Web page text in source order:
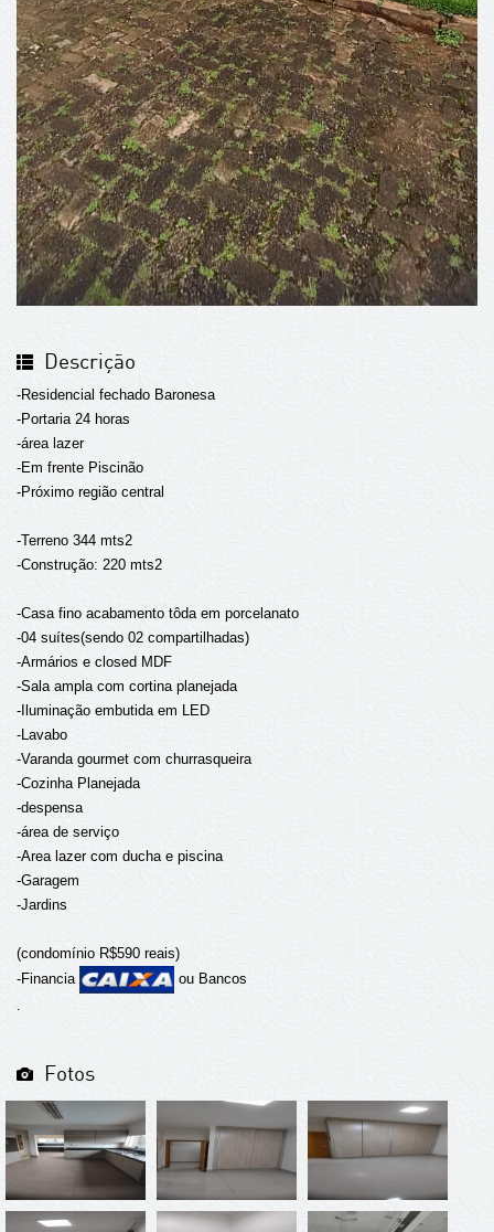
Descrição
-Residencial fechado Baronesa
-Portaria 24 horas
-área lazer
-Em frente Piscinão
-Próximo região central
-Terreno 344 mts2
-Construção: 220 mts2
-Casa fino acabamento tôda em porcelanato
-04 suítes(sendo 02 compartilhadas)
-Armários e closed MDF
-Sala ampla com cortina planejada
-Iluminação embutida em LED
-Lavabo
-Varanda gourmet com churrasqueira
-Cozinha Planejada
-despensa
-área de serviço
-Area lazer com ducha e piscina
-Garagem
-Jardins
(condomínio R$590 reais)
-Financia
ou Bancos
Fotos